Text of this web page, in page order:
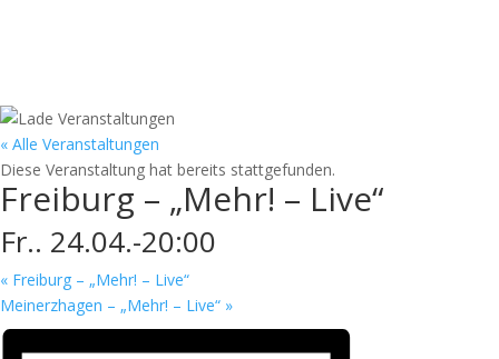
« Alle Veranstaltungen
Diese Veranstaltung hat bereits stattgefunden.
Freiburg – „Mehr! – Live“
Fr.. 24.04.-20:00
« Freiburg – „Mehr! – Live“
Meinerzhagen – „Mehr! – Live“ »